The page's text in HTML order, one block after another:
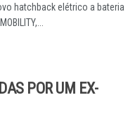
hatchback elétrico a bateria
POR UM EX-